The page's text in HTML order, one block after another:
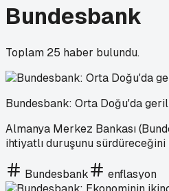
Bundesbank
Toplam 25 haber bulundu.
Bundesbank: Orta Doğu'da
Almanya Merkez Bankası
ihtiyatlı duruşunu
Bundesbank enflasyon